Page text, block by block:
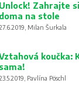
Unlock! Zahrajte
doma na stole
Milan Šurkala
koučka:
sama!
Pavlína Pöschl